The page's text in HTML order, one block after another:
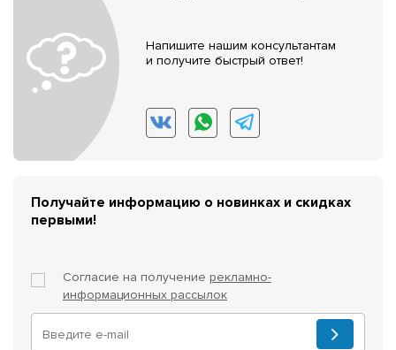
Напишите нашим консультантам
и получите быстрый ответ!
Получайте информацию о новинках и скидках
первыми!
Согласие на получение рекламно-
информационных рассылок